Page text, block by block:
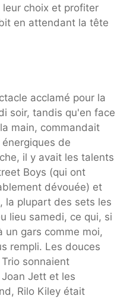
choix et profiter
en attendant la tête
acclamé pour la
soir, tandis qu'en face
main, commandait
de
il y avait les talents
Boys (qui ont
dévouée) et
la plupart des sets les
lieu samedi, ce qui, si
un gars comme moi,
rempli. Les douces
sonnaient
Jett et les
Rilo Kiley était